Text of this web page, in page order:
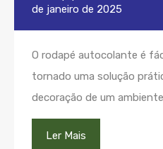
de janeiro de 2025
O rodapé autocolante é
tornado uma solução
decoração de um
Ler Mais